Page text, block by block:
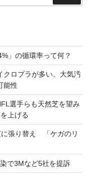
索
」の循環率って何？
クロプラが多い。大気汚
能性
選手らも天然芝を望み
上げる
に張り替え 「ケガのリ
で3Mなど5社を提訴